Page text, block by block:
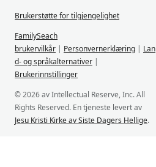
Brukerstøtte for tilgjengelighet
FamilySeach
brukervilkår | Personvernerklæring | Lan
d- og språkalternativer |
Brukerinnstillinger
© 2026 av Intellectual Reserve, Inc. All
Rights Reserved. En tjeneste levert av
Jesu Kristi Kirke av Siste Dagers Hellige.